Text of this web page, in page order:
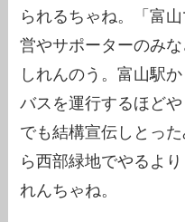
られるちゃね。「富
営やサポーターのみ
しれんのう。富山駅
バスを運行するほど
でも結構宣伝しとっ
ら西部緑地でやるよ
れんちゃね。